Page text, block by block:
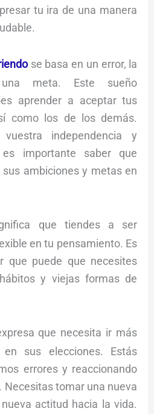
tu ira de una manera
se basa en un error, la
meta. Este sueño
aprender a aceptar tus
como los de los demás.
independencia y
es importante saber que
ambiciones y metas en
que tiendes a ser
en tu pensamiento. Es
que puede que necesites
y viejas formas de
que necesita ir más
sus elecciones. Estás
errores y reaccionando
Necesitas tomar una nueva
actitud hacia la vida.